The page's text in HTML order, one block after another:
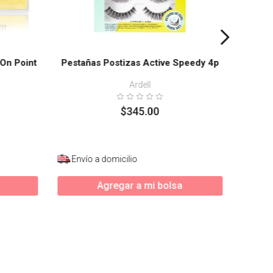
Point
Pestañas Postizas Active Speedy 4p
Ardell
$345.00
Envío a domicilio
Agregar a mi bolsa